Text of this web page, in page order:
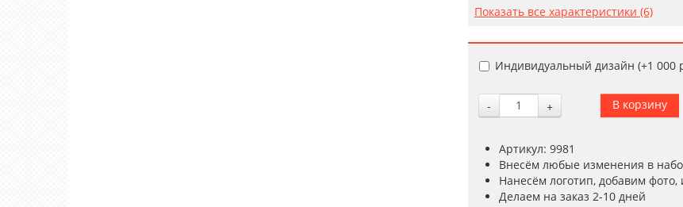
Показать все характеристики (6)
Индивидуальный дизайн (+1 000
- +
Артикул: 9981
Внесём любые изменения в
Нанесём логотип, добавим фото,
Делаем на заказ 2-10 дней